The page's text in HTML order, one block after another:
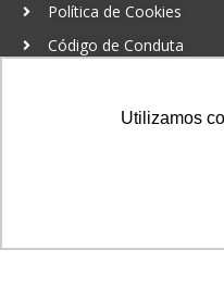
Utilizamos
Política de Cookies
Código de Conduta